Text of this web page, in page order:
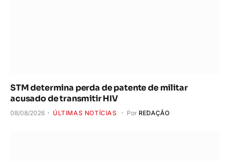
STM determina perda de patente de militar
acusado de transmitir HIV
08/08/2026 ÚLTIMAS NOTÍCIAS Por REDAÇÃO